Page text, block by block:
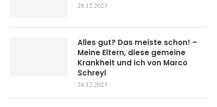
28.12.2023
Alles gut? Das meiste schon! –
Meine Eltern, diese gemeine
Krankheit und ich von Marco
Schreyl
24.12.2023